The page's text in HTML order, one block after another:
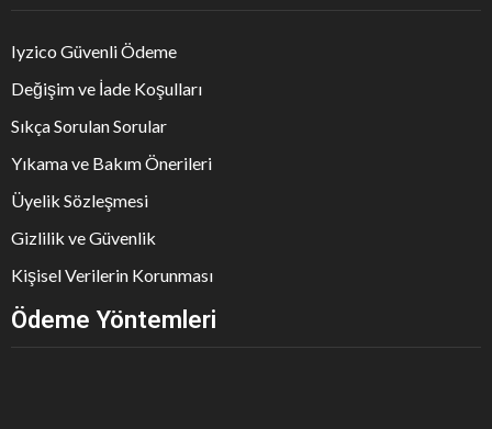
Iyzico Güvenli Ödeme
Değişim ve İade Koşulları
Sıkça Sorulan Sorular
Yıkama ve Bakım Önerileri
Üyelik Sözleşmesi
Gizlilik ve Güvenlik
Kişisel Verilerin Korunması
Ödeme Yöntemleri